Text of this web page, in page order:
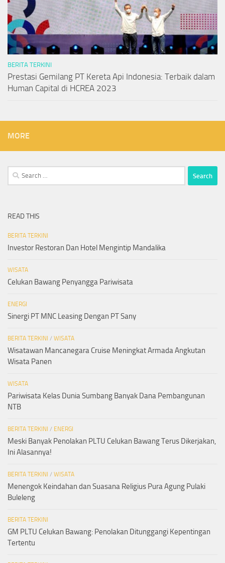
BERITA TERKINI
Prestasi Gemilang PT Kereta Api Indonesia: Terbaik dalam
Human Capital di HCREA 2023
MORE
Search
for:
READ THIS
BERITA TERKINI
Investor Restoran Dan Hotel Mengintip Mandalika
WISATA
Celukan Bawang Penyangga Pariwisata
ENERGI
Sinergi PT MNC Leasing Dengan PT Sany
BERITA TERKINI / WISATA
Wisatawan Mancanegara Cruise Meningkat Armada Angkutan
Wisata Panen
WISATA
Pariwisata Kelas Dunia Sumbang Banyak Dana Pembangunan
NTB
BERITA TERKINI / ENERGI
Meski Banyak Penolakan PLTU Celukan Bawang Terus Dikerjakan,
Ini Alasannya!
BERITA TERKINI / WISATA
Menengok Keindahan dan Suasana Religius Pura Agung Pulaki
Buleleng
BERITA TERKINI
GM PLTU Celukan Bawang: Penolakan Ditunggangi Kepentingan
Tertentu